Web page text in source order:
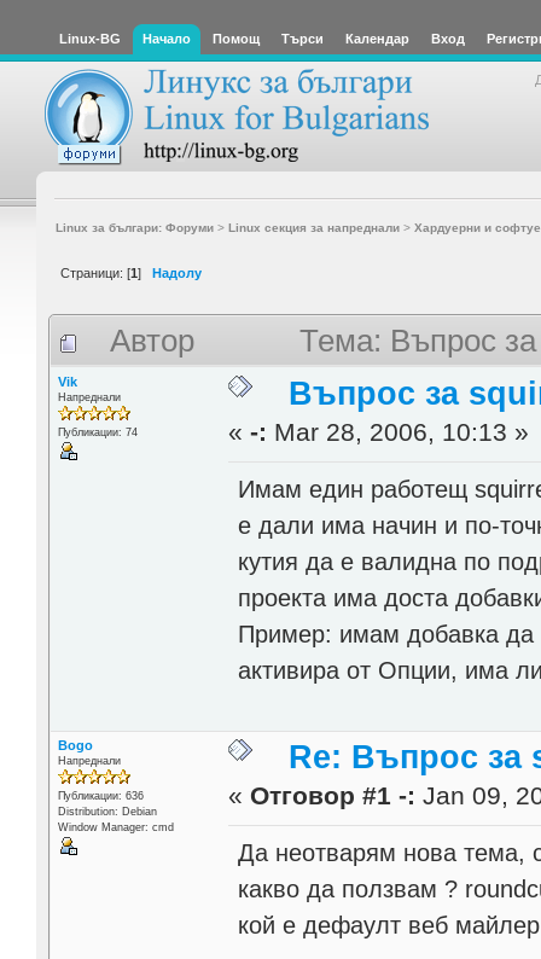
Linux-BG Начало Помощ Търси Календар Вход
Linux за българи: Форуми> Linux секция за напреднали> Хардуерни и
Страници: [1] Надолу
Автор Тема: Въпрос
Vik
Напреднали
Публикации: 74
Въпрос за
«-: Mar 28, 2006, 10:13 »
Имам един работещ
е дали има начин и по-
кутия да е валидна по
проекта има доста
Пример: имам добавка да
активира от Опции, има
Bogo
Напреднали
Публикации: 636
Distribution: Debian
Window Manager: cmd
Re: Въпрос за
« Отговор #1 -: Jan 09,
Да неотварям нова тема,
какво да ползвам ?
кой е дефаулт веб майлер